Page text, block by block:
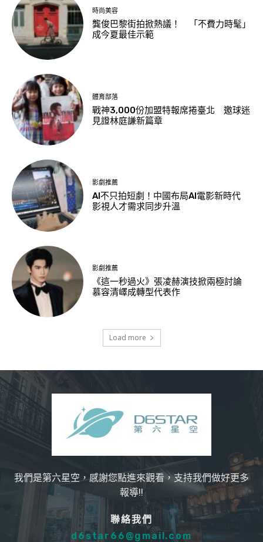
時尚美容
龔俊巴黎街拍掀熱議！ 「不費力時髦」
成今夏最佳示範
體育部落
戰神3,000份加盟特報席捲臺北 邀球迷
見證林庭謙新篇章
影劇推薦
AI不只拍短劇！中國布局AI電影新時代
影視人才需求同步升溫
影劇推薦
《這一秒過火》張凌赫演技掀兩極討論
慕容清嶧成轉型代表作
Load more
我們是第六星空，感謝您點進來觀看，支持我們做好更多
報導!!
聯絡我們
d6star66@gmail.com